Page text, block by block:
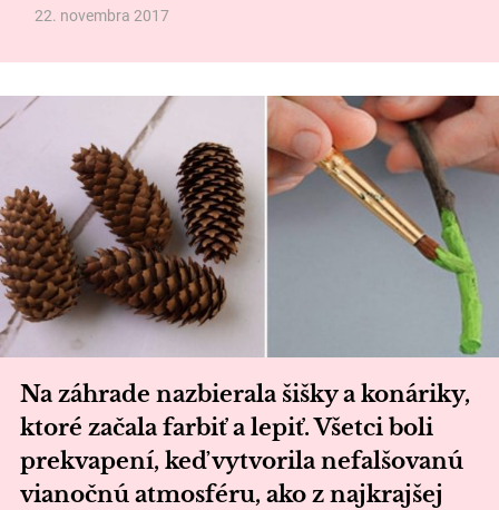
22. novembra 2017
Na záhrade nazbierala šišky a konáriky,
ktoré začala farbiť a lepiť. Všetci boli
prekvapení, keď vytvorila nefalšovanú
vianočnú atmosféru, ako z najkrajšej